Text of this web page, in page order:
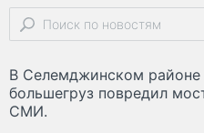
В Селемджинском районе
большегруз повредил
СМИ.